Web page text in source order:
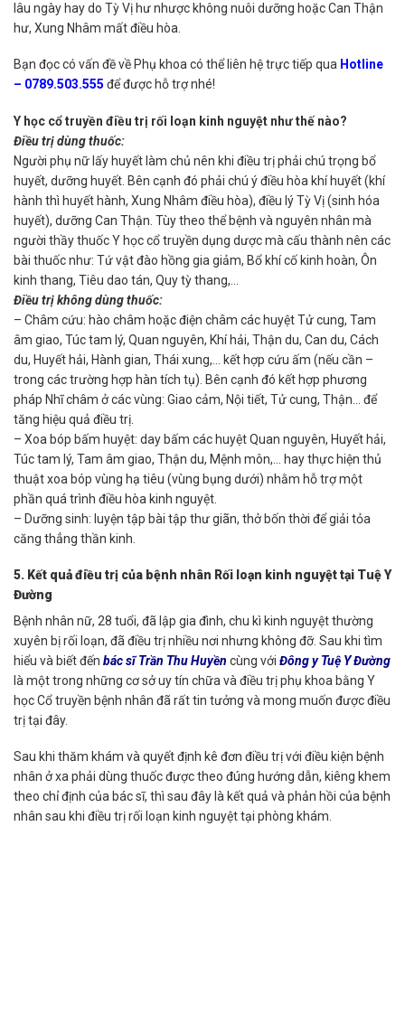
lâu ngày hay do Tỳ Vị hư nhược không nuôi dưỡng hoặc Can Thận
hư, Xung Nhâm mất điều hòa.
Bạn đọc có vấn đề về Phụ khoa có thể liên hệ trực tiếp qua Hotline
– 0789.503.555 để được hỗ trợ nhé!
Y học cổ truyền điều trị rối loạn kinh nguyệt như thế nào?
Điều trị dùng thuốc:
Người phụ nữ lấy huyết làm chủ nên khi điều trị phải chú trọng bổ
huyết, dưỡng huyết. Bên cạnh đó phải chú ý điều hòa khí huyết (khí
hành thì huyết hành, Xung Nhâm điều hòa), điều lý Tỳ Vị (sinh hóa
huyết), dưỡng Can Thận. Tùy theo thể bệnh và nguyên nhân mà
người thầy thuốc Y học cổ truyền dụng dược mà cấu thành nên các
bài thuốc như: Tứ vật đào hồng gia giảm, Bổ khí cố kinh hoàn, Ôn
kinh thang, Tiêu dao tán, Quy tỳ thang,…
Điều trị không dùng thuốc:
– Châm cứu: hào châm hoặc điện châm các huyệt Tử cung, Tam
âm giao, Túc tam lý, Quan nguyên, Khí hải, Thận du, Can du, Cách
du, Huyết hải, Hành gian, Thái xung,… kết hợp cứu ấm (nếu cần –
trong các trường hợp hàn tích tụ). Bên cạnh đó kết hợp phương
pháp Nhĩ châm ở các vùng: Giao cảm, Nội tiết, Tử cung, Thận… để
tăng hiệu quả điều trị.
– Xoa bóp bấm huyệt: day bấm các huyệt Quan nguyên, Huyết hải,
Túc tam lý, Tam âm giao, Thận du, Mệnh môn,… hay thực hiện thủ
thuật xoa bóp vùng hạ tiêu (vùng bụng dưới) nhằm hỗ trợ một
phần quá trình điều hòa kinh nguyệt.
– Dưỡng sinh: luyện tập bài tập thư giãn, thở bốn thời để giải tỏa
căng thẳng thần kinh.
5. Kết quả điều trị của bệnh nhân Rối loạn kinh nguyệt tại Tuệ Y
Đường
Bệnh nhân nữ, 28 tuổi, đã lập gia đình, chu kì kinh nguyệt thường
xuyên bị rối loạn, đã điều trị nhiều nơi nhưng không đỡ. Sau khi tìm
hiểu và biết đến bác sĩ Trần Thu Huyền cùng với Đông y Tuệ Y Đường
là một trong những cơ sở uy tín chữa và điều trị phụ khoa bằng Y
học Cổ truyền bệnh nhân đã rất tin tưởng và mong muốn được điều
trị tại đây.
Sau khi thăm khám và quyết định kê đơn điều trị với điều kiện bệnh
nhân ở xa phải dùng thuốc được theo đúng hướng dẫn, kiêng khem
theo chỉ định của bác sĩ, thì sau đây là kết quả và phản hồi của bệnh
nhân sau khi điều trị rối loạn kinh nguyệt tại phòng khám.